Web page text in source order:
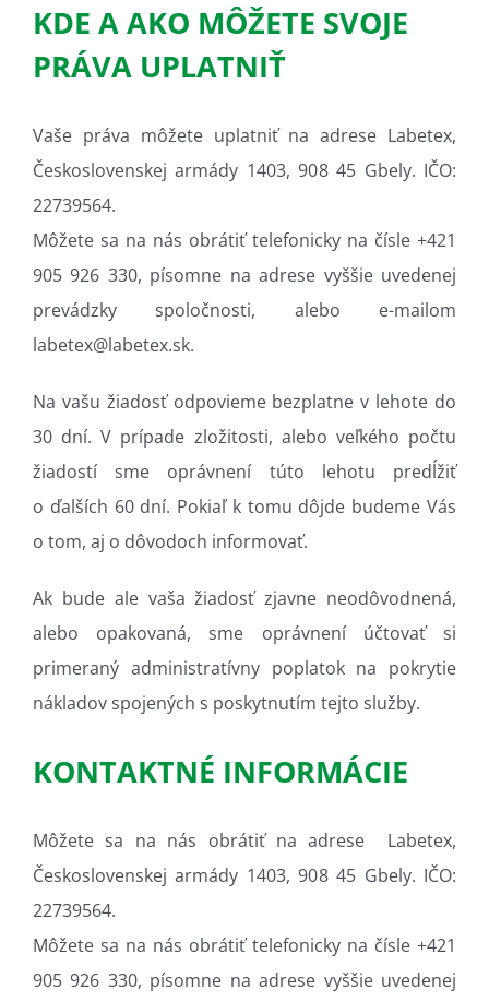
KDE A AKO MÔŽETE SVOJE
PRÁVA UPLATNIŤ
Vaše práva môžete uplatniť na adrese Labetex,
Československej armády 1403, 908 45 Gbely. IČO:
22739564.
Môžete sa na nás obrátiť telefonicky na čísle +421
905 926 330, písomne na adrese vyššie uvedenej
prevádzky spoločnosti, alebo e-mailom
labetex@labetex.sk.
Na vašu žiadosť odpovieme bezplatne v lehote do
30 dní. V prípade zložitosti, alebo veľkého počtu
žiadostí sme oprávnení túto lehotu predĺžiť
o ďalších 60 dní. Pokiaľ k tomu dôjde budeme Vás
o tom, aj o dôvodoch informovať.
Ak bude ale vaša žiadosť zjavne neodôvodnená,
alebo opakovaná, sme oprávnení účtovať si
primeraný administratívny poplatok na pokrytie
nákladov spojených s poskytnutím tejto služby.
KONTAKTNÉ INFORMÁCIE
Môžete sa na nás obrátiť na adrese Labetex,
Československej armády 1403, 908 45 Gbely. IČO:
22739564.
Môžete sa na nás obrátiť telefonicky na čísle +421
905 926 330, písomne na adrese vyššie uvedenej